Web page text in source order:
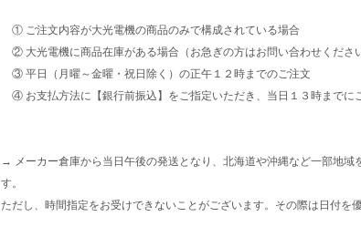
① ご注文内容が大光電機の商品のみで構成されている場合
② 大光電機に商品在庫がある場合（お急ぎの方はお問い合わせくださ
③ 平日（月曜～金曜・祝日除く）の正午１２時までのご注文
④ お支払方法に【銀行前振込】をご指定いただき、当日１３時までに
→ メーカー倉庫から当日午後の発送となり、北海道や沖縄など一部地域
す。
ただし、時間指定をお受けできないことがございます。その際は日付を